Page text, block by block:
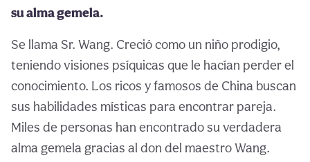
su alma gemela.
Se llama Sr. Wang. Creció como un niño prodigio,
teniendo visiones psíquicas que le hacían perder el
conocimiento. Los ricos y famosos de China buscan
sus habilidades místicas para encontrar pareja.
Miles de personas han encontrado su verdadera
alma gemela gracias al don del maestro Wang.